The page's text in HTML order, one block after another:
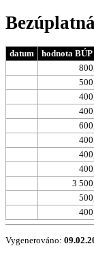
datum hodnota
3
Vygenerováno: